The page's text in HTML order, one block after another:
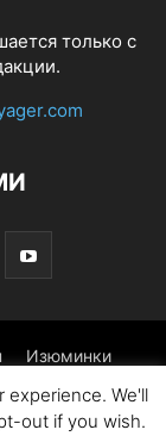
только с
Изюминки
experience. We'll
out if you wish.